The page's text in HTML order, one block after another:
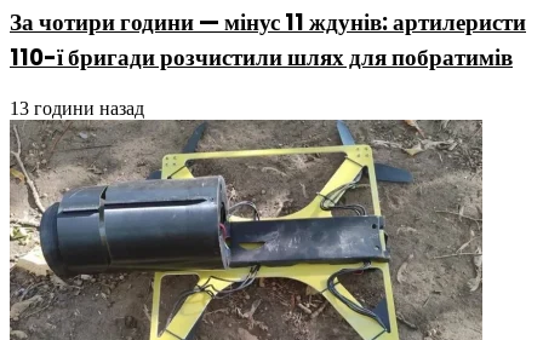
За чотири години — мінус 11 ждунів: артилеристи
110-ї бригади розчистили шлях для побратимів
13 години назад